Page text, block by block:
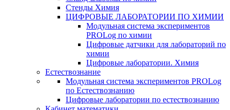
Стенды Химия
ЦИФРОВЫЕ ЛАБОРАТОРИИ ПО ХИМИИ
Модульная система экспериментов
PROLog по химии
Цифровые датчики для лабораторий по
химии
Цифровые лаборатории. Химия
Естествознание
Модульная система экспериментов PROLog
по Естествознанию
Цифровые лаборатории по естествознанию